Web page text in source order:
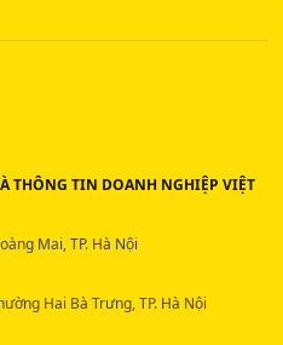
THÔNG TIN DOANH NGHIỆP VIỆT
Mai, TP. Hà Nội
Hai Bà Trưng, TP. Hà Nội